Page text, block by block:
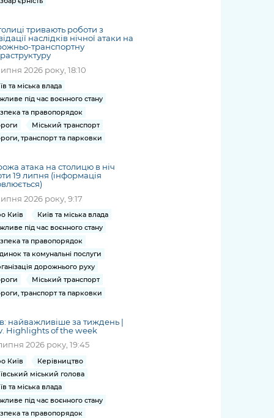
тривають роботи з
наслідків нічної атаки на
транспортну
2026 року, 18:10
та міська влада
під час воєнного стану
та правопорядок
Міський транспорт
транспорт та парковки
атака на столицю в ніч
19 липня (інформація
2026 року, 9:17
Київ
Київ та міська влада
під час воєнного стану
та правопорядок
та комунальні послуги
дорожнього руху
Міський транспорт
транспорт та парковки
найважливіше за тиждень |
Highlights of the week
2026 року, 19:45
Київ
Керівництво
міський голова
та міська влада
під час воєнного стану
та правопорядок